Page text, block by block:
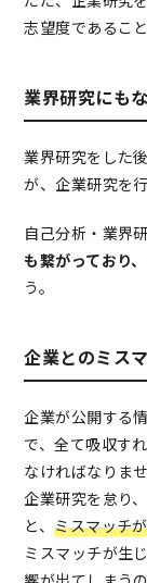
志望度であるこ
業界研究にも
業界研究をした
が、企業研究を
自己分析・業界
も繋がっており
う。
企業とのミス
企業が公開する
で、全て吸収す
なければなりませ
企業研究を怠り
と、ミスマッチ
ミスマッチが生